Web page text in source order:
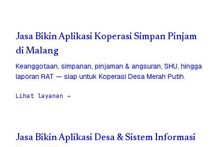
Jasa Bikin Aplikasi Koperasi Simpan Pinjam
di Malang
Keanggotaan, simpanan, pinjaman & angsuran, SHU, hingga
laporan RAT — siap untuk Koperasi Desa Merah Putih.
Lihat layanan →
Jasa Bikin Aplikasi Desa & Sistem Informasi